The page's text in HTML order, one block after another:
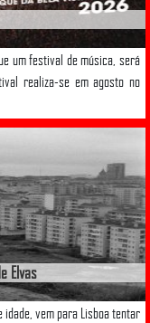
um festival de música, será
realiza-se em agosto no
Elvas
idade, vem para Lisboa tentar